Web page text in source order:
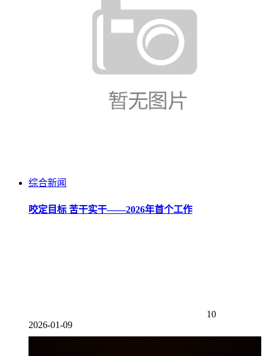
综合新闻
咬定目标 苦干实干——2026年首个工作
10
2026-01-09